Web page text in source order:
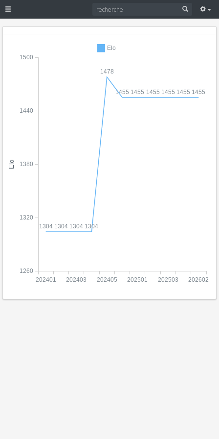
1304 1304 1304 1304
1478
1455 1455 1455 1455 1455 1455
202401 202403 202405 202501 202503 202602
Elo
1260
1320
1380
1440
1500
Elo